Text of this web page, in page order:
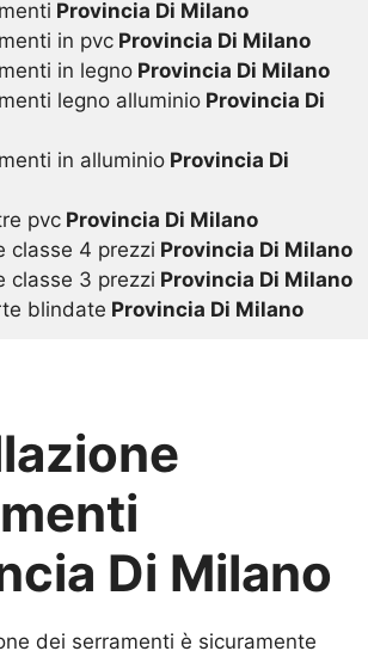
Provincia Di Milano
in pvcProvincia Di Milano
in legnoProvincia Di Milano
legno alluminioProvincia Di
in alluminioProvincia Di
pvcProvincia Di Milano
classe 4 prezzi Provincia Di Milano
classe 3 prezzi Provincia Di Milano
blindate Provincia Di Milano
Di Milano
dei serramenti è sicuramente